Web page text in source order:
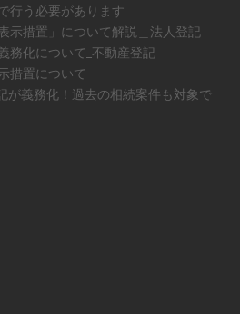
行う必要があります
示措置」について解説＿法人登記
務化について_不動産登記
措置について
が義務化！過去の相続案件も対象で